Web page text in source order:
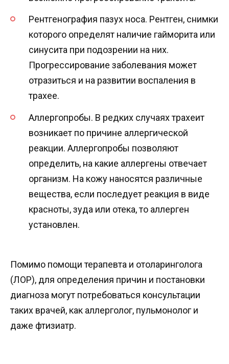
Рентгенография пазух носа. Рентген, снимки
которого определят наличие гайморита или
синусита при подозрении на них.
Прогрессирование заболевания может
отразиться и на развитии воспаления в
трахее.
Аллергопробы. В редких случаях трахеит
возникает по причине аллергической
реакции. Аллергопробы позволяют
определить, на какие аллергены отвечает
организм. На кожу наносятся различные
вещества, если последует реакция в виде
красноты, зуда или отека, то аллерген
установлен.
Помимо помощи терапевта и отоларинголога
(ЛОР), для определения причин и постановки
диагноза могут потребоваться консультации
таких врачей, как аллерголог, пульмонолог и
даже фтизиатр.